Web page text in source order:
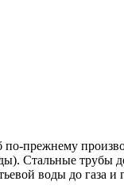
прежнему
Стальные
воды до газа